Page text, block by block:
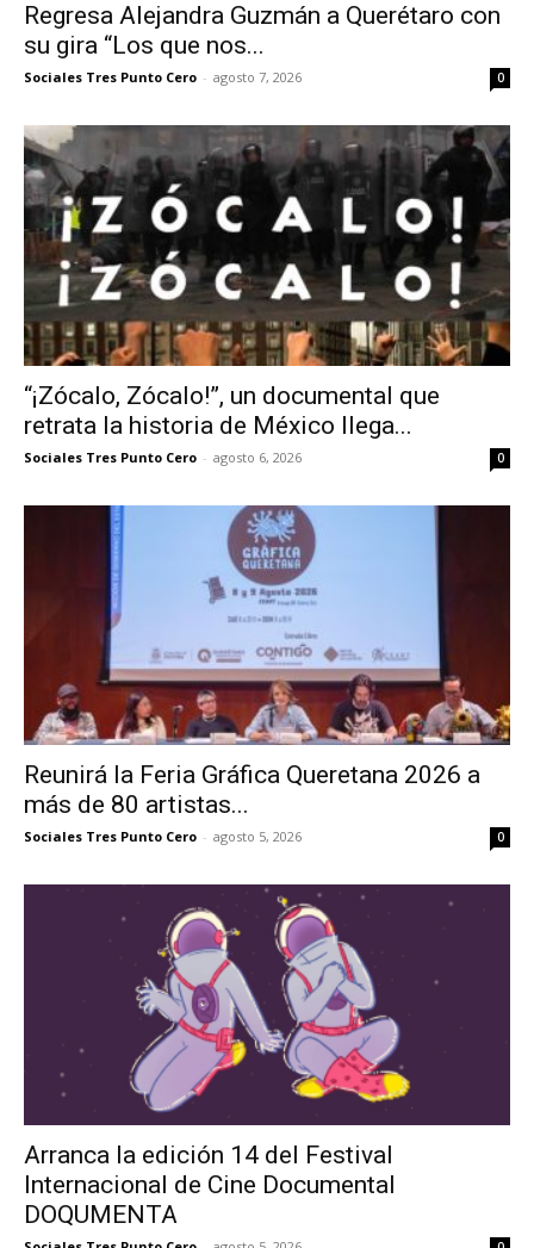
Regresa Alejandra Guzmán a Querétaro con
su gira “Los que nos...
Sociales Tres Punto Cero - agosto 7, 2026 0
“¡Zócalo, Zócalo!”, un documental que
retrata la historia de México llega...
Sociales Tres Punto Cero - agosto 6, 2026 0
Reunirá la Feria Gráfica Queretana 2026 a
más de 80 artistas...
Sociales Tres Punto Cero - agosto 5, 2026 0
Arranca la edición 14 del Festival
Internacional de Cine Documental
DOQUMENTA